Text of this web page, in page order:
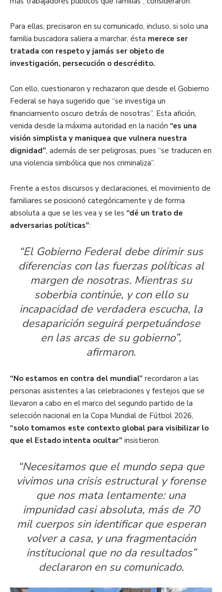
Para ellas, precisaron en su comunicado, incluso, si solo una
familia buscadora saliera a marchar, ésta merece ser
tratada con respeto y jamás ser objeto de
investigación, persecución o descrédito.
Con ello, cuestionaron y rechazaron que desde el Gobierno
Federal se haya sugerido que “se investiga un
financiamiento oscuro detrás de nosotras”. Esta afición,
venida desde la máxima autoridad en la nación “es una
visión simplista y maniquea que vulnera nuestra
dignidad”, además de ser peligrosas, pues “se traducen en
una violencia simbólica que nos criminaliza”.
Frente a estos discursos y declaraciones, el movimiento de
familiares se posicionó categóricamente y de forma
absoluta a que se les vea y se les “dé un trato de
adversarias políticas”:
“El Gobierno Federal debe dirimir sus
diferencias con las fuerzas políticas al
margen de nosotras. Mientras su
soberbia continúe, y con ello su
incapacidad de verdadera escucha, la
desaparición seguirá perpetuándose
en las arcas de su gobierno”,
afirmaron.
“No estamos en contra del mundial” recordaron a las
personas asistentes a las celebraciones y festejos que se
llevaron a cabo en el marco del segundo partido de la
selección nacional en la Copa Mundial de Fútbol 2026,
“solo tomamos este contexto global para visibilizar lo
que el Estado intenta ocultar” insistieron.
“Necesitamos que el mundo sepa que
vivimos una crisis estructural y forense
que nos mata lentamente: una
impunidad casi absoluta, más de 70
mil cuerpos sin identificar que esperan
volver a casa, y una fragmentación
institucional que no da resultados”
declararon en su comunicado.